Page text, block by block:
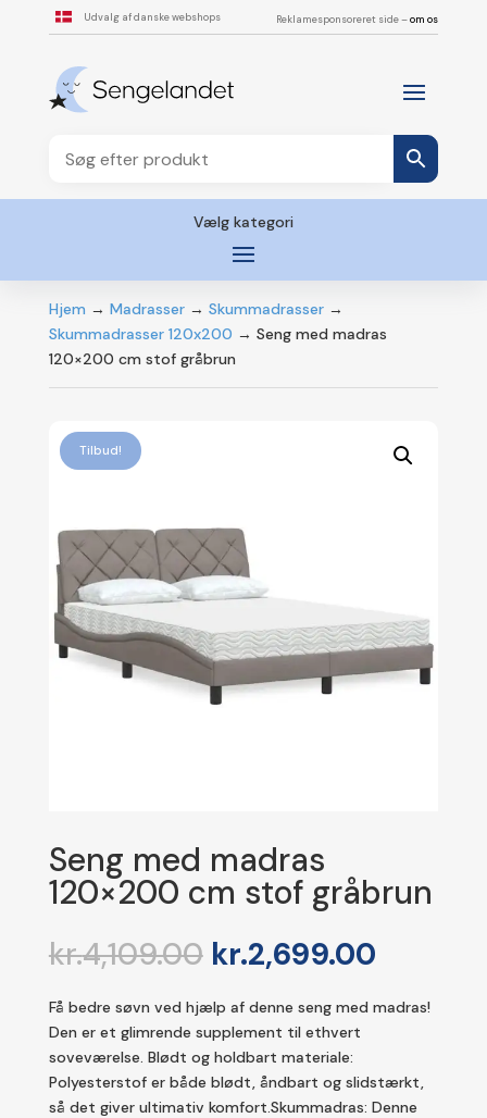
Udvalg af danske webshops Reklamesponsoreret side –om os
Vælg kategori
Hjem → Madrasser→ Skummadrasser→
Skummadrasser 120x200 → Seng med madras
120×200 cm stof gråbrun
Tilbud!
Seng med madras
120×200 cm stof gråbrun
kr.4,109.00 Den
oprindelige
pris
var:
kr.4,109.00.
kr.2,699.00Den
pris
Få bedre søvn ved hjælp af denne seng med madras!
Den er et glimrende supplement til ethvert
soveværelse. Blødt og holdbart materiale:
Polyesterstof er både blødt, åndbart og slidstærkt,
så det giver ultimativ komfort.Skummadras: Denne